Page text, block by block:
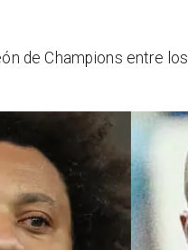
de Champions entre